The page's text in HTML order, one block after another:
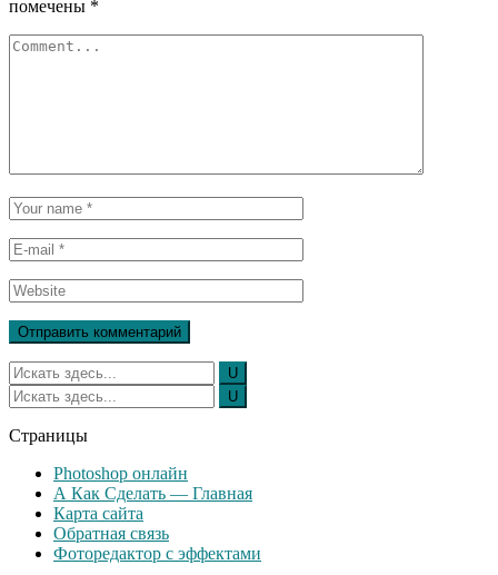
помечены *
Страницы
Photoshop онлайн
А Как Сделать — Главная
Карта сайта
Обратная связь
Фоторедактор с эффектами